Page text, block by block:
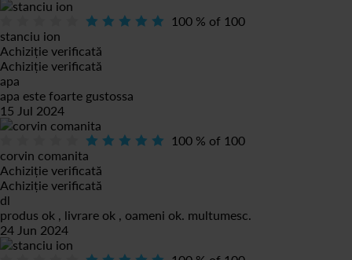
100 % of 100
stanciu ion
Achiziție verificată
Achiziție verificată
apa
apa este foarte gustossa
15 Jul 2024
100 % of 100
corvin comanita
Achiziție verificată
Achiziție verificată
dl
produs ok , livrare ok , oameni ok. multumesc.
24 Jun 2024